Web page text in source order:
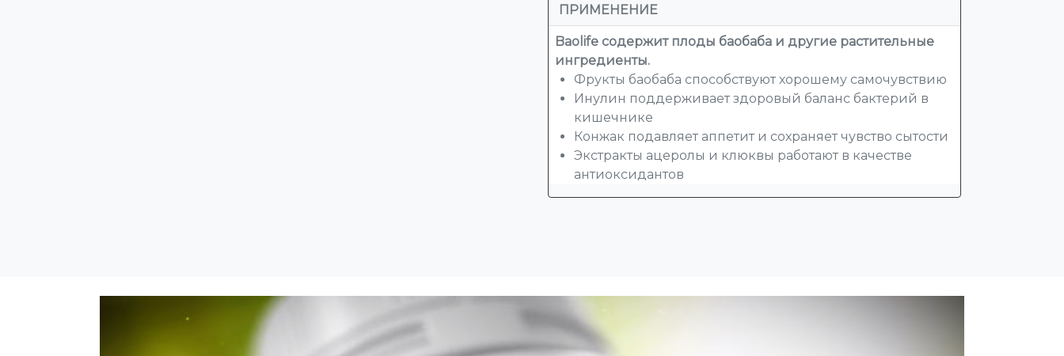
ПРИМЕНЕНИЕ
Baolife содержит плоды баобаба и другие растительные
ингредиенты.
Фрукты баобаба способствуют хорошему самочувствию
Инулин поддерживает здоровый баланс бактерий в
кишечнике
Конжак подавляет аппетит и сохраняет чувство сытости
Экстракты ацеролы и клюквы работают в качестве
антиоксидантов